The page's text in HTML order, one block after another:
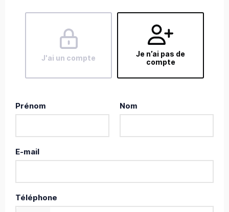
J'ai un compte
Je n’ai pas de
compte
Prénom Nom
E-mail
Téléphone